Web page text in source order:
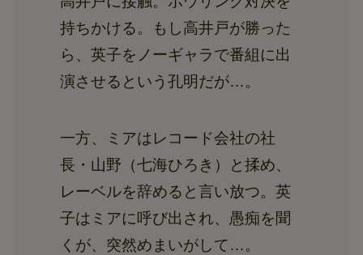
持ちかける。もし高井戸が勝った
ら、英子をノーギャラで番組に出
演させるという孔明だが…。
一方、ミアはレコード会社の社
長・山野（七海ひろき）と揉め、
レーベルを辞めると言い放つ。英
子はミアに呼び出され、愚痴を聞
くが、突然めまいがして…。